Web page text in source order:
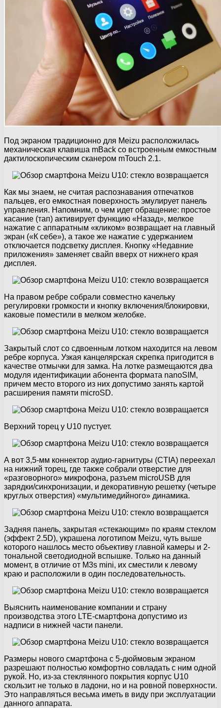
Под экраном традиционно для Meizu расположилась
механическая клавиша mBack со встроенным емкостным
дактилоскопическим сканером mTouch 2.1.
Как мы знаем, не считая распознавания отпечатков
пальцев, его емкостная поверхность эмулирует панель
управления. Напомним, о чем идет обращение: простое
касание (тап) активирует функцию «Назад», мелкое
нажатие с аппаратным «кликом» возвращает на главный
экран («К себе»), а такое же нажатие с удержанием
отключается подсветку дисплея. Кнопку «Недавние
приложения» заменяет свайп вверх от нижнего края
дисплея.
На правом ребре собрали совместно качельку
регулировки громкости и кнопку включения/блокировки,
каковые поместили в мелком желобке.
Закрытый слот со сдвоенным лотком находится на левом
ребре корпуса. Узкая канцелярская скрепка пригодится в
качестве отмычки для замка. На лотке размещаются два
модуля идентификации абонента формата nanoSIM,
причем место второго из них допустимо занять картой
расширения памяти microSD.
Верхний торец у U10 пустует.
А вот 3,5-мм коннектор аудио-гарнитуры (CTIA) переехал
на нижний торец, где также собрали отверстие для
«разговорного» микрофона, разъем microUSB для
зарядки/синхронизации, и декоративную решетку (четыре
круглых отверстия) «мультимедийного» динамика.
Задняя панель, закрытая «стекающим» по краям стеклом
(эффект 2.5D), украшена логотипом Meizu, чуть выше
которого нашлось место объективу главной камеры и 2-
тональной светодиодной вспышке. Только на данный
момент, в отличие от M3s mini, их сместили к левому
краю и расположили в один последовательность.
Выяснить наименование компании и страну
производства этого LTE-смартфона допустимо из
надписи в нижней части панели.
Размеры нового смартфона с 5-дюймовым экраном
разрешают полностью комфортно совладать с ним одной
рукой. Но, из-за стеклянного покрытия корпус U10
скользит не только в ладони, но и на ровной поверхности.
Это направляться весьма иметь в виду при эксплуатации
данного аппарата.